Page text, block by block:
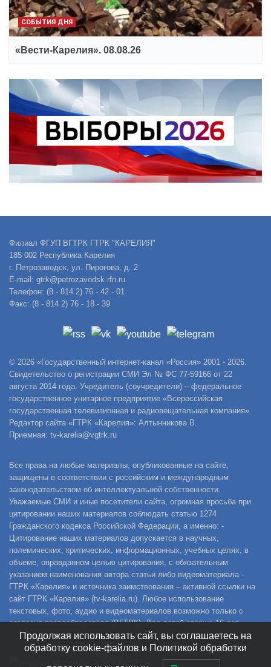
СОБЫТИЯ ДНЯ
«Вести-Карелия». 08.08.26
Филиал ФГУП ВГТРК ГТРК "КАРЕЛИЯ"
185 002 Республика Карелия
г. Петрозаводск, ул. Пирогова, д. 2
E-mail: gtrk@petrozavodsk.rfn.ru
Телефон: (8 - 814 2) 76 - 42 - 01
Факс: (8 - 814 2) 76 - 18 - 39
© 2026 «Государственный интернет-канал «Россия» 2001 - 2026.
Свидетельство о регистрации СМИ Эл № ФС 77-59166 от 22
августа 2014 года. Учредитель (соучредители) – федеральное
государственное унитарное предприятие «Всероссийская
государственная телевизионная и радиовещательная компания».
Редактор сайта «ГТРК «Карелия»: Алтынникова В.
Приемная: tv-karelia@vgtrk.ru
Все права на любые материалы, опубликованные на сайте,
защищены в соответствии с российским и международным
законодательством об интеллектуальной собственности.
Уважаемые СМИ и иные посетители сайта, огромная просьба при
цитировании наших материалов соблюдать статью 1274
Гражданского кодекса Российской Федерации, а именно: -
Цитирование наших материалов допускается в научных,
полемических, критических, информационных, учебных целях, в
объеме, оправданном целью цитирования, с обязательным
указанием наименования автора статьи либо видеоматериала -
ГТРК «Карелия» и источника заимствования – активной ссылки на
сайт ГТРК «Карелия» (tv-karelia.ru). Любое использование
текстовых, фото, аудио и видеоматериалов возможно только с
согласия правообладателя (ВГТРК). Для детей старше 16 лет.
Продолжая использовать сайт, вы соглашаетесь на
обработку cookie-файлов и Политикой обработки